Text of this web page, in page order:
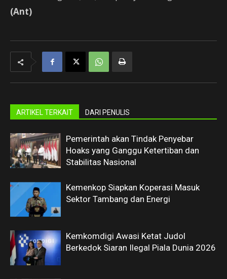
(Ant)
ARTIKEL TERKAIT DARI PENULIS
Pemerintah akan Tindak Penyebar
Hoaks yang Ganggu Ketertiban dan
Stabilitas Nasional
Kemenkop Siapkan Koperasi Masuk
Sektor Tambang dan Energi
Kemkomdigi Awasi Ketat Judol
Berkedok Siaran Ilegal Piala Dunia 2026